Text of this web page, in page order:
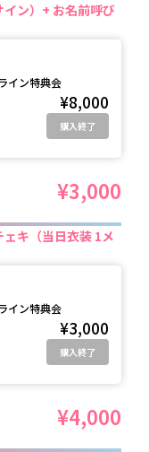
ン）+ お名前呼び
イン特典会
¥8,000
購入終了
¥3,000
キ（当日衣装 1メ
イン特典会
¥3,000
購入終了
¥4,000